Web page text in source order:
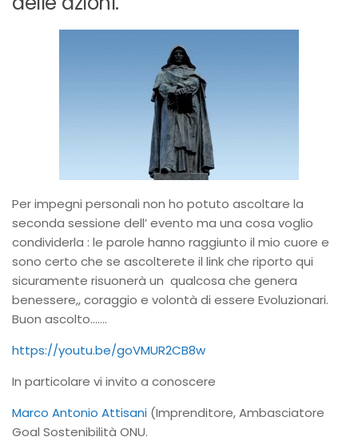
Per impegni personali non ho potuto ascoltare la
seconda sessione dell’ evento ma una cosa voglio
condividerla : le parole hanno raggiunto il mio cuore e
sono certo che se ascolterete il link che riporto qui
sicuramente risuonerà un qualcosa che genera
benessere,, coraggio e volontà di essere Evoluzionari.
Buon ascolto…….
https://youtu.be/goVMUR2CB8w
In particolare vi invito a conoscere
Marco Antonio Attisani (Imprenditore, Ambasciatore
Goal Sostenibilità ONU.